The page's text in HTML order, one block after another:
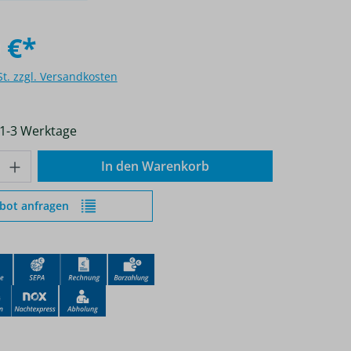
€*
zzgl. Versandkosten
3 Werktage
Gib den gewünschten Wert ein
In den Warenkorb
anfragen